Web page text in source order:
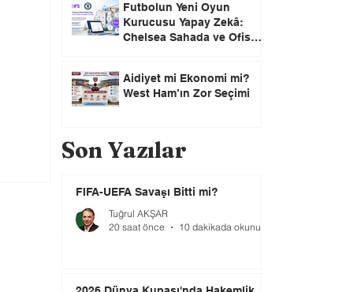
Futbolun Yeni Oyun
Kurucusu Yapay Zekâ:
Chelsea Sahada ve Ofiste
Aidiyet mi Ekonomi mi?
West Ham’ın Zor Seçimi
Son Yazılar
FIFA-UEFA Savaşı Bitti mi?
Tuğrul AKŞAR
20 saat önce
10 dakikada okunur